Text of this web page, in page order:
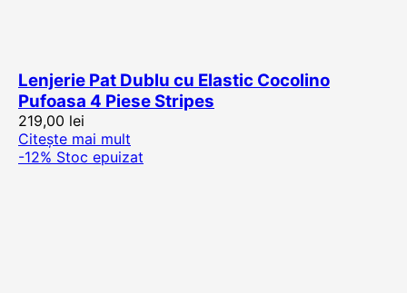
Lenjerie Pat Dublu cu Elastic Cocolino
Pufoasa 4 Piese Stripes
219,00 lei
Citește mai mult
-12% Stoc epuizat